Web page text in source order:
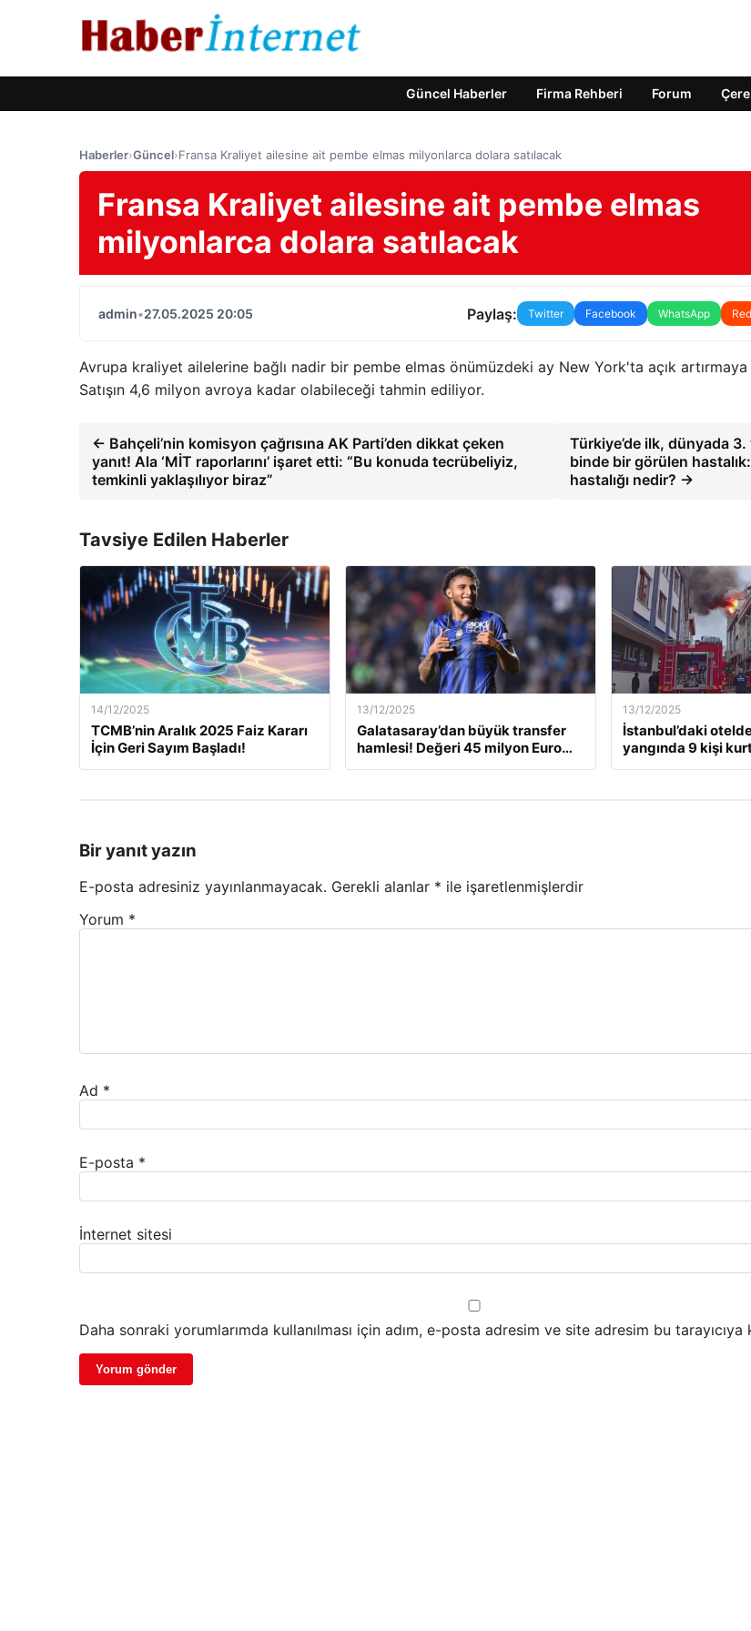
Güncel Haberler Firma Rehberi Forum
Haberler›Güncel›Fransa Kraliyet ailesine ait pembe elmas milyonlarca dolara satılacak
Fransa Kraliyet ailesine ait pembe elmas
milyonlarca dolara satılacak
admin•27.05.2025 20:05 Paylaş: Twitter Facebook WhatsApp
Avrupa kraliyet ailelerine bağlı nadir bir pembe elmas önümüzdeki ay New York'ta açık artırmaya
Satışın 4,6 milyon avroya kadar olabileceği tahmin ediliyor.
← Bahçeli’nin komisyon çağrısına AK Parti’den dikkat çeken
yanıt! Ala ‘MİT raporlarını’ işaret etti: “Bu konuda tecrübeliyiz,
temkinli yaklaşılıyor biraz”
Türkiye’de ilk, dünyada
binde bir görülen
hastalığı nedir? →
Tavsiye Edilen Haberler
14/12/2025
TCMB’nin Aralık 2025 Faiz Kararı
İçin Geri Sayım Başladı!
13/12/2025
Galatasaray’dan büyük transfer
hamlesi! Değeri 45 milyon Euro…
13/12/2025
İstanbul’daki
yangında 9 kişi
Bir yanıt yazın
E-posta adresiniz yayınlanmayacak. Gerekli alanlar * ile işaretlenmişlerdir
Yorum *
Ad *
E-posta *
İnternet sitesi
Daha sonraki yorumlarımda kullanılması için adım, e-posta adresim ve site adresim bu tarayıcıya